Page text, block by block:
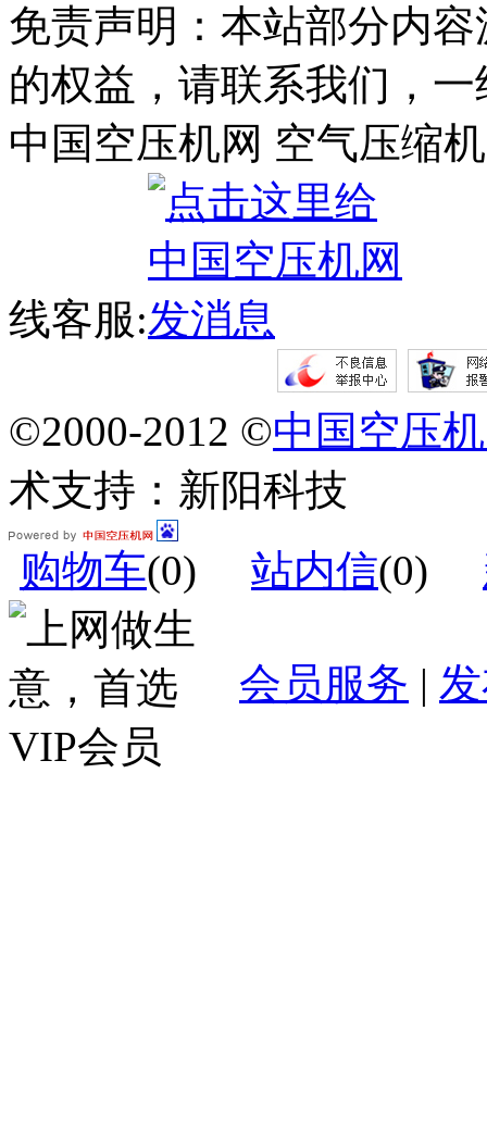
免责声明：本站部分内
的权益，请联系我们，
中国空压机网 空气压缩
线客服:
©2000-2012 ©中国空压
术支持：新阳科技
购物车(0) 站内信(0)
会员服务 |